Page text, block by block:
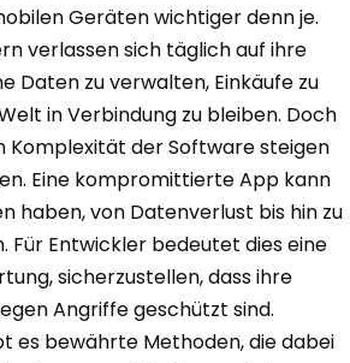
Geräten wichtiger denn je.
verlassen sich täglich auf ihre
Daten zu verwalten, Einkäufe zu
in Verbindung zu bleiben. Doch
Komplexität der Software steigen
Eine kompromittierte App kann
haben, von Datenverlust bis hin zu
Für Entwickler bedeutet dies eine
sicherzustellen, dass ihre
Angriffe geschützt sind.
es bewährte Methoden, die dabei